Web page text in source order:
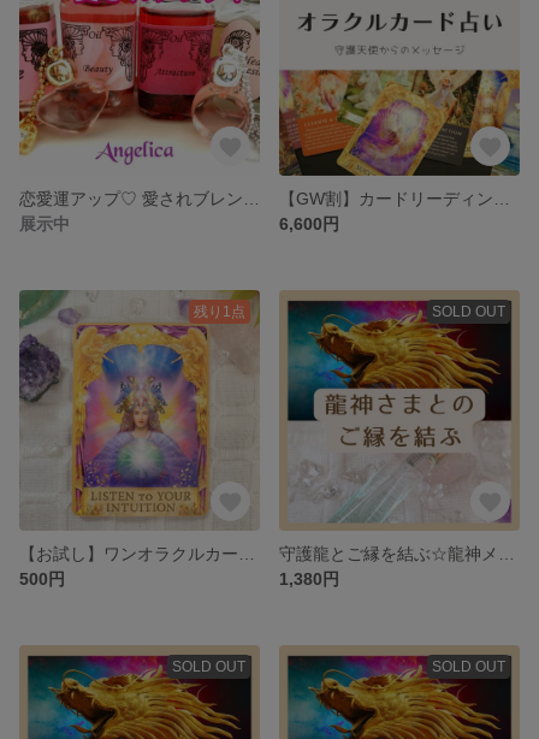
展示中
6,600円
残り1点
500円
SOLD OUT
1,380円
SOLD OUT SOLD OUT